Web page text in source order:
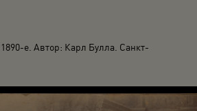
е. Автор: Карл Булла. Санкт-